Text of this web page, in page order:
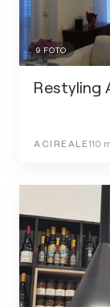
9FOTO
Restyling
ACIREALE110